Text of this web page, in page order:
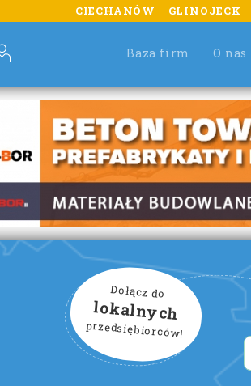
CIECHANÓW GLINOJECK
Baza firm O nas
Dołącz do
lokalnych
przedsiębiorców!